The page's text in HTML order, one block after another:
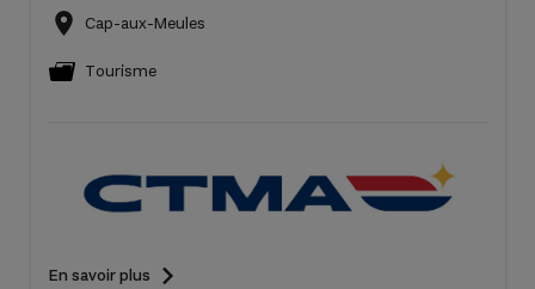
Cap-aux-Meules
Tourisme
En savoir plus